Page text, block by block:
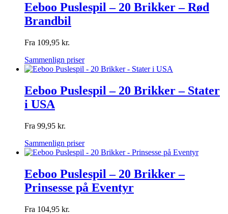
Eeboo Puslespil – 20 Brikker – Rød
Brandbil
Fra 109,95 kr.
Sammenlign priser
Eeboo Puslespil – 20 Brikker – Stater
i USA
Fra 99,95 kr.
Sammenlign priser
Eeboo Puslespil – 20 Brikker –
Prinsesse på Eventyr
Fra 104,95 kr.